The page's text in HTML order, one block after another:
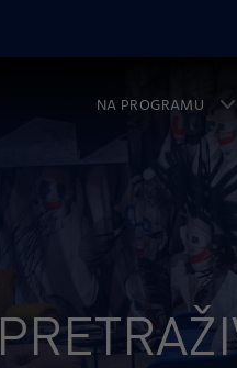
NA PROGRAMU